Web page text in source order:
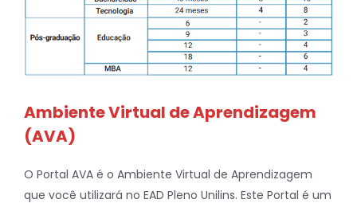
Ambiente Virtual de Aprendizagem
(AVA)
O Portal AVA é o Ambiente Virtual de Aprendizagem
que você utilizará no EAD Pleno Unilins. Este Portal é um